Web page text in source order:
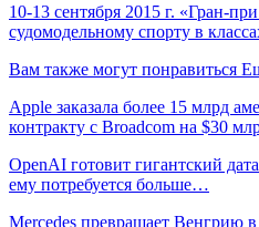
10-13 сентября 2015 г. «Гран-
судомодельному спорту в
Вам также могут понравиться
Apple заказала более 15 млрд
контракту с Broadcom на $30
OpenAI готовит гигантский
ему потребуется больше…
Mercedes превращает Венгрию